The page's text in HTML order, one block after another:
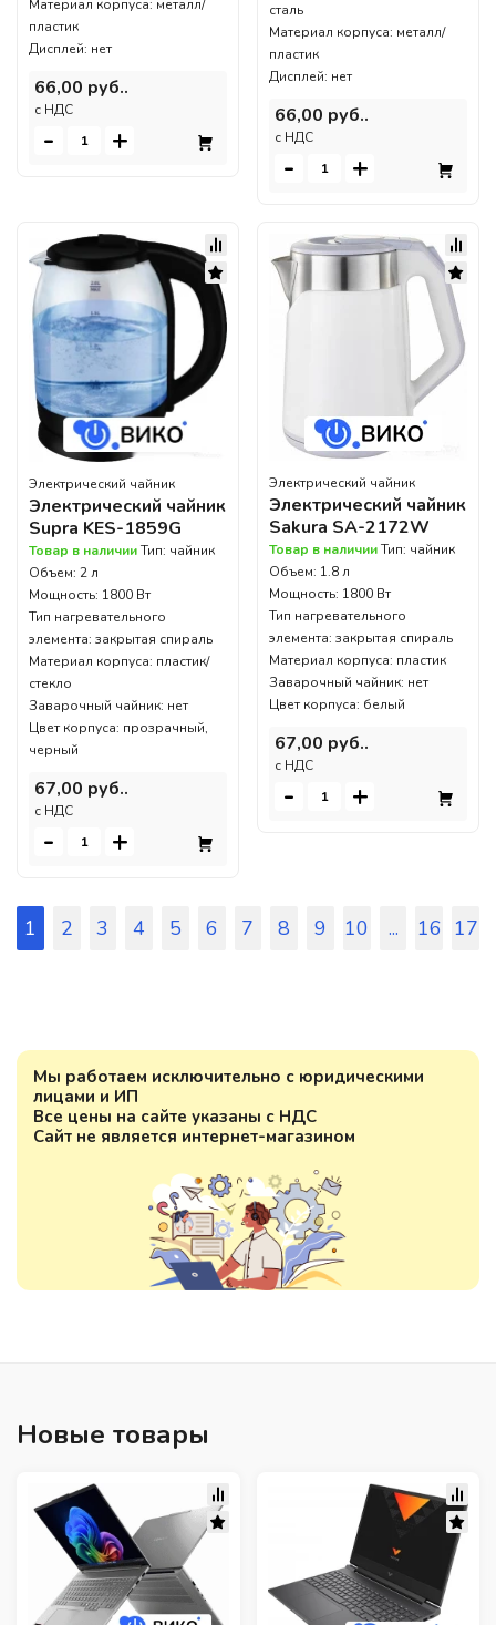
Мы работаем исключительно с юридическими
лицами и ИП
Все цены на сайте указаны с НДС
Сайт не является интернет-магазином
Материал корпуса: металл/
пластик
Дисплей: нет
66,00 руб..
c НДС
- +
сталь
Материал корпуса: металл/
пластик
Дисплей: нет
66,00 руб..
c НДС
- +
Электрический чайник
Электрический чайник
Supra KES-1859G
Товар в наличииТип: чайник
Объем: 2 л
Мощность: 1800 Вт
Тип нагревательного
элемента: закрытая спираль
Материал корпуса: пластик/
стекло
Заварочный чайник: нет
Цвет корпуса: прозрачный,
черный
67,00 руб..
c НДС
- +
Электрический чайник
Электрический чайник
Sakura SA-2172W
Товар в наличииТип: чайник
Объем: 1.8 л
Мощность: 1800 Вт
Тип нагревательного
элемента: закрытая спираль
Материал корпуса: пластик
Заварочный чайник: нет
Цвет корпуса: белый
67,00 руб..
c НДС
- +
1 2 3 4 5 6 7 8 9 10 ... 16 17
Новые товары